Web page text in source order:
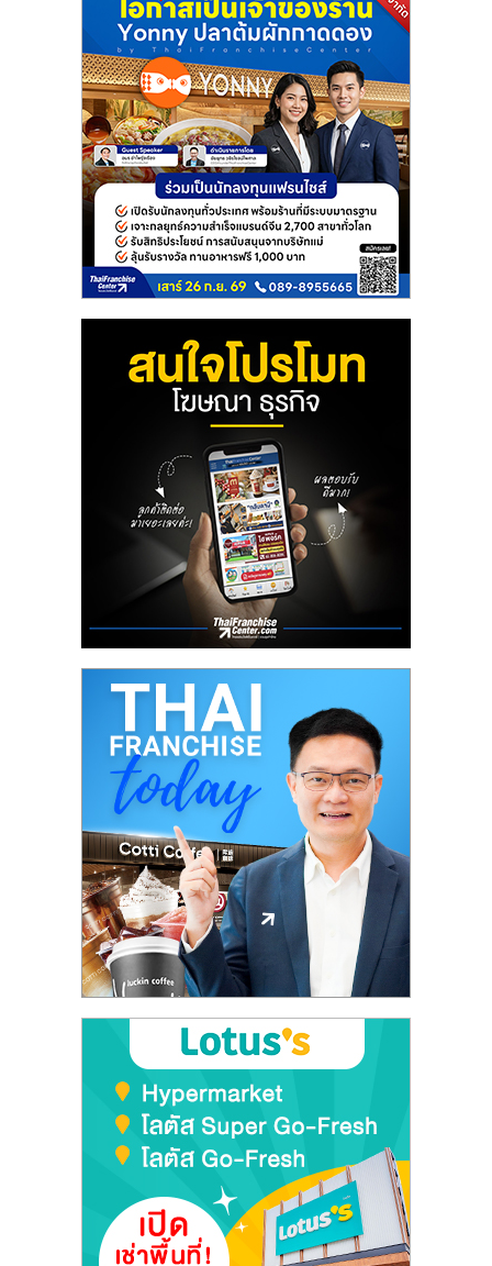
ปรึกษา
การ
ลงทุน
แฟ
ไชส์,
ศูนย์
รวม
แฟ
พร้อม
ทำเล
สำหรับ